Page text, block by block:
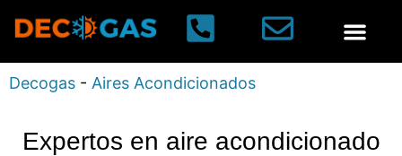
Decogas - Aires Acondicionados
Expertos en aire acondicionado